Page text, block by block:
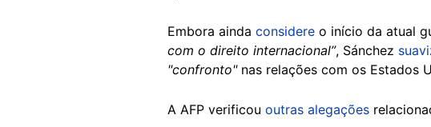
Embora ainda considere o início da atual
com o direito internacional”, Sánchez
"confronto"nas relações com os Estados
A AFP verificou outras alegações